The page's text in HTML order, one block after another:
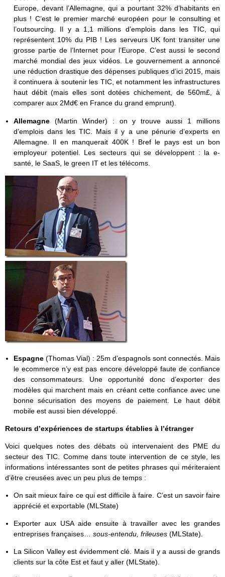
Europe, devant l’Allemagne, qui a pourtant 32% d’habitants en
plus ! C’est le premier marché européen pour le consulting et
l’outsourcing. Il y a 1,1 millions d’emplois dans les TIC, qui
représentent 10% du PIB ! Les serveurs UK font transiter une
grosse partie de l’Internet pour l’Europe. C’est aussi le second
marché mondial des jeux vidéos. Le gouvernement a annoncé
une réduction drastique des dépenses publiques d’ici 2015, mais
il continuera à soutenir les TIC, et notamment les infrastructures
haut débit (mais elles sont dotées chichement, de 560m£, à
comparer aux 2Md€ en France du grand emprunt).
Allemagne (Martin Winder) : on y trouve aussi 1 millions
d’emplois dans les TIC. Mais il y a une pénurie d’experts en
Allemagne. Il en manquerait 400K ! Bref le pays est un bon
employeur potentiel. Les secteurs qui se développent : la e-
santé, le SaaS, le green IT et les télécoms.
Espagne (Thomas Vial) : 25m d’espagnols sont connectés. Mais
le ecommerce n’y est pas encore développé faute de confiance
des consommateurs. Une opportunité donc d’exporter des
modèles qui marchent mais en créant cette confiance avec une
bonne sécurisation des moyens de paiement. Le haut débit
mobile est aussi bien développé.
Retours d’expériences de startups établies à l’étranger
Voici quelques notes des débats où intervenaient des PME du
secteur des TIC. Comme dans toute intervention de ce style, les
informations intéressantes sont de petites phrases qui mériteraient
d’être creusées avec un peu plus de temps :
On sait mieux faire ce qui est difficile à faire. C’est un savoir faire
apprécié et exportable (MLState)
Exporter aux USA aide ensuite à travailler avec les grandes
entreprises françaises… sous-entendu, frileuses(MLState).
La Silicon Valley est évidemment clé. Mais il y a aussi de grands
clients sur la côte Est et faut y aller (MLState).